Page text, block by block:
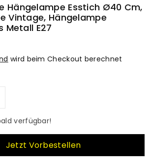
Hängelampe Esstich Ø40 Cm,
Vintage, Hängelampe
Metall E27
wird beim Checkout berechnet
Menge
verfügbar!
Jetzt Vorbestellen